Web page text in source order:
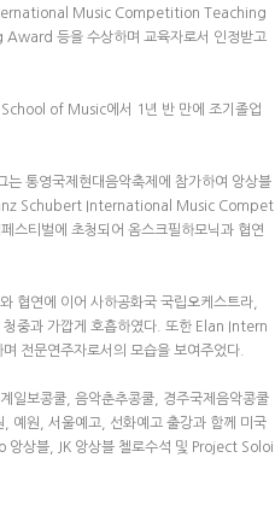
Music Competition Teaching
등을 수상하며 교육자로서 인정받고
of Music에서 1년 반 만에 조기졸업
통영국제현대음악축제에 참가하여 앙상블
Schubert International Music Compet
스티벌에 초청되어 옴스크필하모닉과 협연
협연에 이어 사하공화국 국립오케스트라,
청중과 가깝게 호흡하였다. 또한 Elan Intern
문연주자로서의 모습을 보여주었다.
일보콩쿨, 음악춘추콩쿨, 경주국제음악콩쿨
예원, 서울예고, 선화예고 출강과 함께 미국
상블, JK 앙상블 첼로수석 및 Project Soloi